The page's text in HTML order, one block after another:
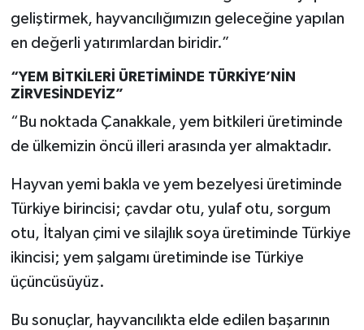
geliştirmek, hayvancılığımızın geleceğine yapılan
en değerli yatırımlardan biridir.”
“YEM BİTKİLERİ ÜRETİMİNDE TÜRKİYE’NİN
ZİRVESİNDEYİZ”
“Bu noktada Çanakkale, yem bitkileri üretiminde
de ülkemizin öncü illeri arasında yer almaktadır.
Hayvan yemi bakla ve yem bezelyesi üretiminde
Türkiye birincisi; çavdar otu, yulaf otu, sorgum
otu, İtalyan çimi ve silajlık soya üretiminde Türkiye
ikincisi; yem şalgamı üretiminde ise Türkiye
üçüncüsüyüz.
Bu sonuçlar, hayvancılıkta elde edilen başarının